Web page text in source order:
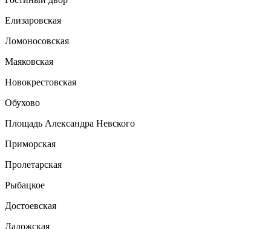
Елизаровская
Ломоносовская
Маяковская
Новокрестовская
Обухово
Площадь Александра Невского
Приморская
Пролетарская
Рыбацкое
Достоевская
Ладожская